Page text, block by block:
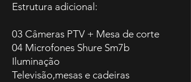
Estrutura adicional:
03 Câmeras PTV + Mesa de corte
04 Microfones Shure Sm7b
Iluminação
Televisão,mesas e cadeiras